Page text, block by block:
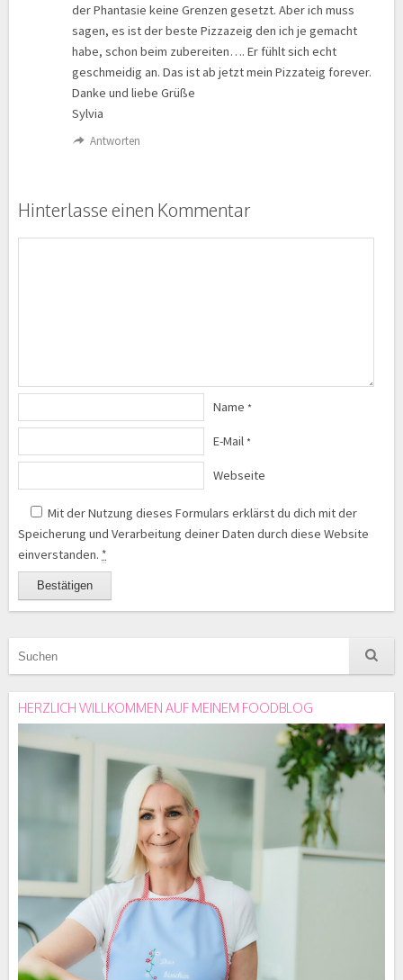
der Phantasie keine Grenzen gesetzt. Aber ich muss
sagen, es ist der beste Pizzazeig den ich je gemacht
habe, schon beim zubereiten…. Er fühlt sich echt
geschmeidig an. Das ist ab jetzt mein Pizzateig forever.
Danke und liebe Grüße
Sylvia
Antworten
Hinterlasse einen Kommentar
Name *
E-Mail *
Webseite
Mit der Nutzung dieses Formulars erklärst du dich mit der
Speicherung und Verarbeitung deiner Daten durch diese Website
einverstanden. *
HERZLICH WILLKOMMEN AUF MEINEM FOODBLOG